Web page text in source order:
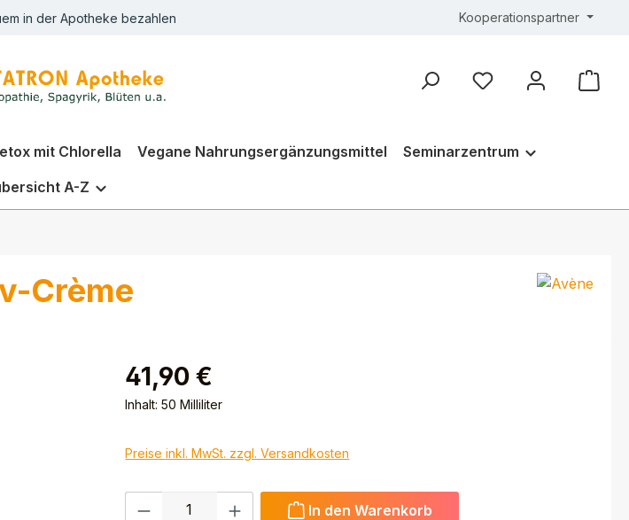
in der Apotheke bezahlen Kooperationspartner
mit Chlorella Vegane Nahrungsergänzungsmittel
Seminarzentrum
A-Z
Crème
41,90 €
Inhalt:50 Milliliter
Preise inkl. MwSt. zzgl. Versandkosten
Produkt Anzahl: Gib den gewünschten Wert ein oder benutze die
In den Warenkorb